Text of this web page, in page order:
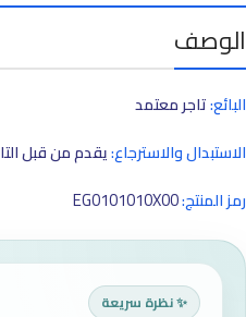
الوصف
البائع:تاجر معتمد
الاستبدال والاسترجاع:يقدم من قبل
رمز المنتج:EG0101010X00
✨ نظرة سريعة